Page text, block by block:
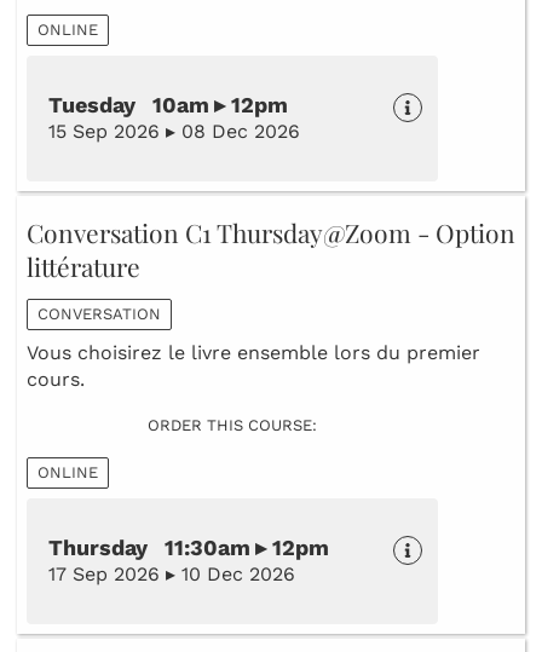
ONLINE
Tuesday 10am ▸ 12pm
15 Sep 2026 ▸ 08 Dec 2026
Conversation C1 Thursday@Zoom - Option
littérature
CONVERSATION
Vous choisirez le livre ensemble lors du premier
cours.
ORDER THIS COURSE:
ONLINE
Thursday 11:30am ▸ 12pm
17 Sep 2026 ▸ 10 Dec 2026